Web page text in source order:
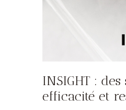
INSIGHT :
efficacité et